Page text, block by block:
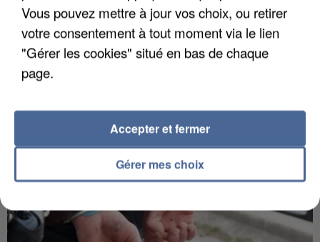
APRÈS TOUTES CES CANICULES, LES REFUGES
DE FAUNE SAUVAGE SONT...
Vous pouvez mettre à jour vos choix, ou retirer
votre consentement à tout moment via le lien
"Gérer les cookies" situé en bas de chaque
page.
Gérer mes choix
Accepter et fermer